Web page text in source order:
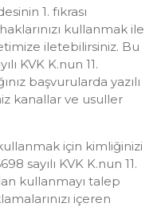
1. fıkrası
kullanmak ile
iletebilirsiniz. Bu
KVK K.nun 11.
başvurularda yazılı
kanallar ve usuller
için kimliğinizi
sayılı KVK K.nun 11.
kullanmayı talep
içeren